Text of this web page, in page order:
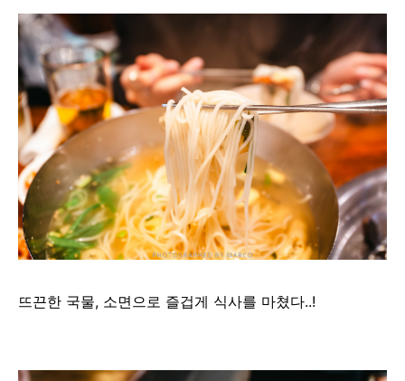
뜨끈한 국물, 소면으로 즐겁게 식사를 마쳤다..!